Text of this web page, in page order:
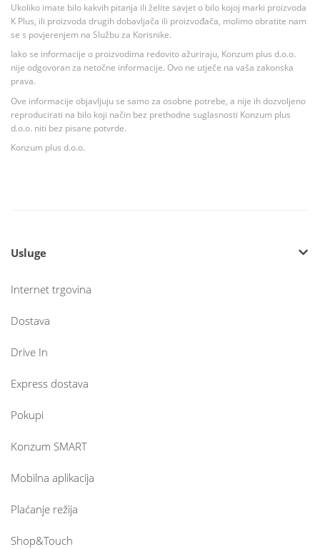
Ukoliko imate bilo kakvih pitanja ili želite savjet o bilo kojoj marki proizvoda
K Plus, ili proizvoda drugih dobavljača ili proizvođača, molimo obratite nam
se s povjerenjem na Službu za Korisnike.
Iako se informacije o proizvodima redovito ažuriraju, Konzum plus d.o.o.
nije odgovoran za netočne informacije. Ovo ne utječe na vaša zakonska
prava.
Ove informacije objavljuju se samo za osobne potrebe, a nije ih dozvoljeno
reproducirati na bilo koji način bez prethodne suglasnosti Konzum plus
d.o.o. niti bez pisane potvrde.
Konzum plus d.o.o.
Usluge
Internet trgovina
Dostava
Drive In
Express dostava
Pokupi
Konzum SMART
Mobilna aplikacija
Plaćanje režija
Shop&Touch